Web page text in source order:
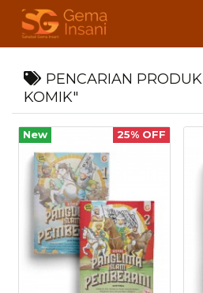
PENCARIAN
KOMIK"
New 25% OFF